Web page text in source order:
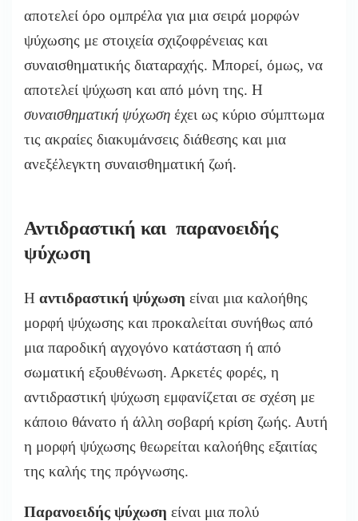
αποτελεί όρο ομπρέλα για μια σειρά μορφών
ψύχωσης με στοιχεία σχιζοφρένειας και
συναισθηματικής διαταραχής. Μπορεί, όμως, να
αποτελεί ψύχωση και από μόνη της. Η
συναισθηματική ψύχωση έχει ως κύριο σύμπτωμα
τις ακραίες διακυμάνσεις διάθεσης και μια
ανεξέλεγκτη συναισθηματική ζωή.
Αντιδραστική και παρανοειδής
ψύχωση
Η αντιδραστική ψύχωση είναι μια καλοήθης
μορφή ψύχωσης και προκαλείται συνήθως από
μια παροδική αγχογόνο κατάσταση ή από
σωματική εξουθένωση. Αρκετές φορές, η
αντιδραστική ψύχωση εμφανίζεται σε σχέση με
κάποιο θάνατο ή άλλη σοβαρή κρίση ζωής. Αυτή
η μορφή ψύχωσης θεωρείται καλοήθης εξαιτίας
της καλής της πρόγνωσης.
Παρανοειδής ψύχωση είναι μια πολύ